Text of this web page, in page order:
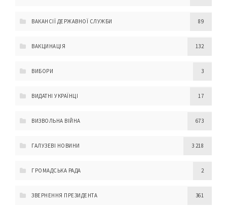
ВАКАНСІЇ ДЕРЖАВНОЇ СЛУЖБИ 89
ВАКЦИНАЦІЯ 132
ВИБОРИ 3
ВИДАТНІ УКРАЇНЦІ 17
ВИЗВОЛЬНА ВІЙНА 673
ГАЛУЗЕВІ НОВИНИ 3 218
ГРОМАДСЬКА РАДА 2
ЗВЕРНЕННЯ ПРЕЗИДЕНТА 361